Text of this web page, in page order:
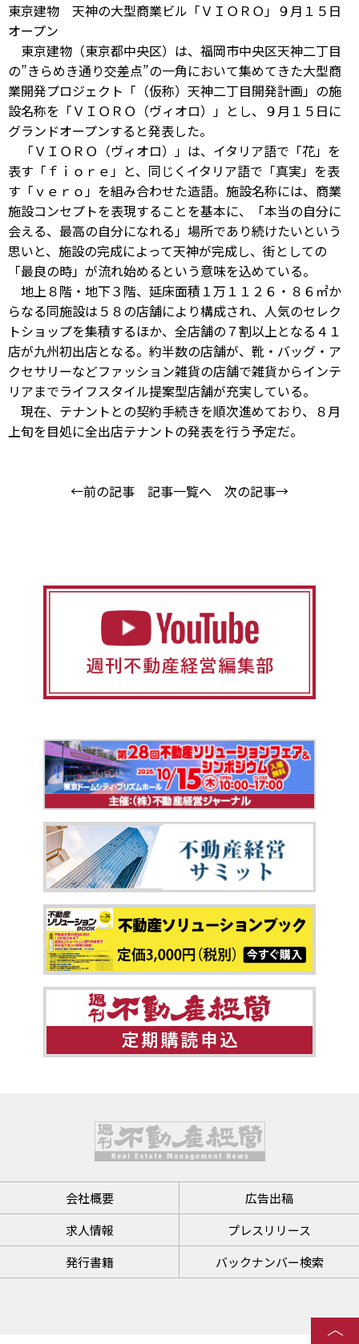
東京建物 天神の大型商業ビル「ＶＩＯＲＯ」９月１５日
オープン
東京建物（東京都中央区）は、福岡市中央区天神二丁目
の”きらめき通り交差点”の一角において集めてきた大型商
業開発プロジェクト「（仮称）天神二丁目開発計画」の施
設名称を「ＶＩＯＲＯ（ヴィオロ）」とし、９月１５日に
グランドオープンすると発表した。
「ＶＩＯＲＯ（ヴィオロ）」は、イタリア語で「花」を
表す「ｆｉｏｒｅ」と、同じくイタリア語で「真実」を表
す「ｖｅｒｏ」を組み合わせた造語。施設名称には、商業
施設コンセプトを表現することを基本に、「本当の自分に
会える、最高の自分になれる」場所であり続けたいという
思いと、施設の完成によって天神が完成し、街としての
「最良の時」が流れ始めるという意味を込めている。
地上８階・地下３階、延床面積１万１１２６・８６㎡か
らなる同施設は５８の店舗により構成され、人気のセレク
トショップを集積するほか、全店舗の７割以上となる４１
店が九州初出店となる。約半数の店舗が、靴・バッグ・ア
クセサリーなどファッション雑貨の店舗で雑貨からインテ
リアまでライフスタイル提案型店舗が充実している。
現在、テナントとの契約手続きを順次進めており、８月
上旬を目処に全出店テナントの発表を行う予定だ。
←前の記事 記事一覧へ 次の記事→
会社概要
広告出稿
求人情報
プレスリリース
発行書籍
バックナンバー検索